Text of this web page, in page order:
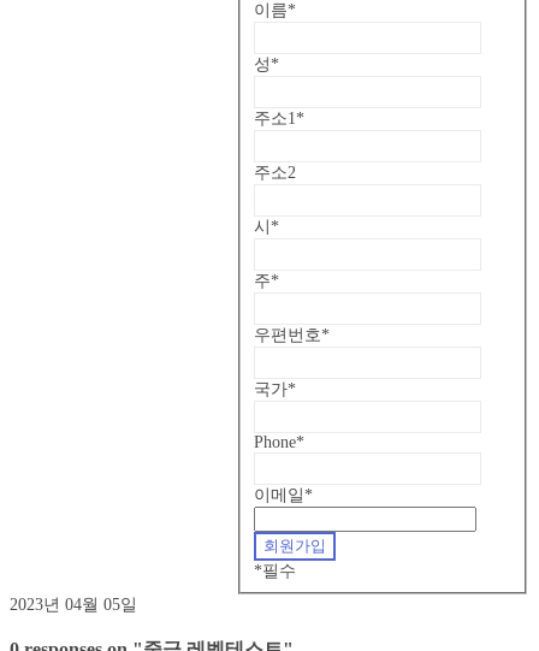
이름*
성 *
주소1 *
주소2
시 *
주*
우편번호*
국가*
Phone*
이메일 *
*필수
2023년 04월 05일